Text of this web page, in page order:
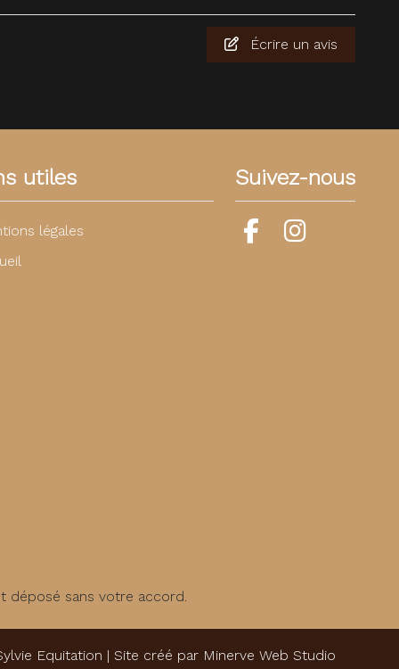
Écrire un avis
utiles
légales
Suivez-nous
Equitation | Site créé par Minerve Web Studio
déposé sans votre accord.